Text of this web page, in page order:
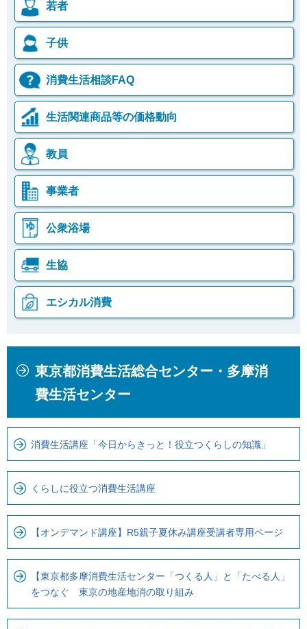
若者
子供
消費生活相談FAQ
生活関連商品等の価格動向
教員
事業者
公衆浴場
生協
エシカル消費
ま
で
で
ロ
ー
カ
ビ
で
す
東京都消費生活総合センター・多摩消
費生活センター
消費生活講座「今日からきっと！役立つくらしの知識」
くらしに役立つ消費生活講座
【オンデマンド講座】R5親子夏休み講座受講者専用ページ
【東京都多摩消費生活センター「つくる人」と「たべる人」
をつなぐ 東京の地産地消の取り組み